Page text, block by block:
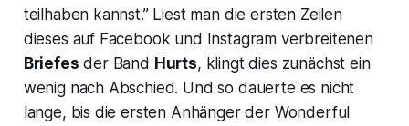
teilhaben kannst.” Liest man die ersten Zeilen
dieses auf Facebook und Instagram verbreitenen
Briefes der Band Hurts, klingt dies zunächst ein
wenig nach Abschied. Und so dauerte es nicht
lange, bis die ersten Anhänger derWonderful